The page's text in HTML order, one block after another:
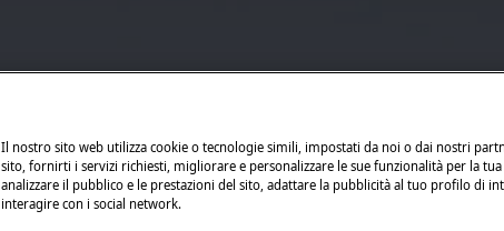
Il nostro sito web utilizza cookie o tecnologie simili, impostati da noi o dai nostri
sito, fornirti i servizi richiesti, migliorare e personalizzare le sue funzionalità per la
analizzare il pubblico e le prestazioni del sito, adattare la pubblicità al tuo profilo di
interagire con i social network.